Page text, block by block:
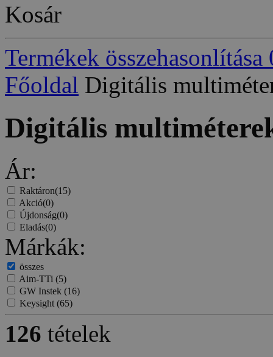
Kosár
Termékek összehasonlítása
Főoldal Digitális
Digitális
Ár:
Raktáron(15)
Akció(0)
Újdonság(0)
Eladás(0)
Márkák:
összes
Aim-TTi (5)
GW Instek (16)
Keysight(65)
126 tételek